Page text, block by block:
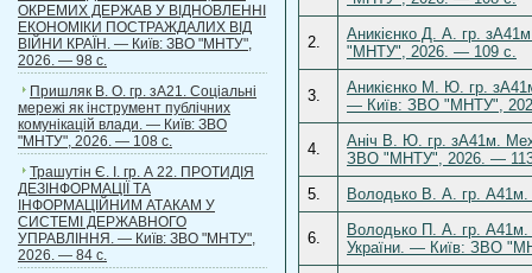
ОКРЕМИХ ДЕРЖАВ У ВІДНОВЛЕННІ
ЕКОНОМІКИ ПОСТРАЖДАЛИХ ВІД
ВІЙНИ КРАЇН. — Київ: ЗВО "МНТУ",
2026. — 98 с.
Пришляк В. О. гр. зА21. Соціальні
мережі як інструмент публічних
комунікацій влади. — Київ: ЗВО
"МНТУ", 2026. — 108 с.
Трашутін Є. І. гр. А 22. ПРОТИДІЯ
ДЕЗІНФОРМАЦІЇ ТА
ІНФОРМАЦІЙНИМ АТАКАМ У
СИСТЕМІ ДЕРЖАВНОГО
УПРАВЛІННЯ. — Київ: ЗВО "МНТУ",
2026. — 84 с.
2.
Аникієнко Д. А. гр.
"МНТУ", 2026. — 109 с.
3.
Аникієнко М. Ю. гр.
— Київ: ЗВО "МНТУ",
4.
Аніч В. Ю. гр. зА41м.
ЗВО "МНТУ", 2026. —
5.
Володько В. А. гр. А41м.
6.
Володько П. А. гр. А41м.
України. — Київ: ЗВО